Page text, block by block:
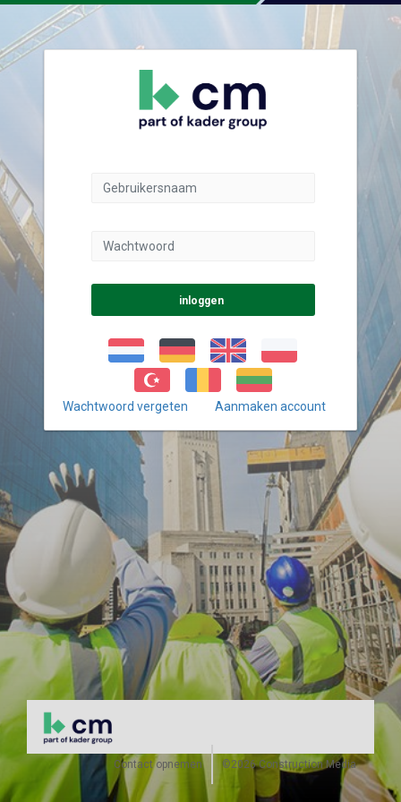
Wachtwoord vergeten Aanmaken account
©2026 Construction Media
Contact opnemen